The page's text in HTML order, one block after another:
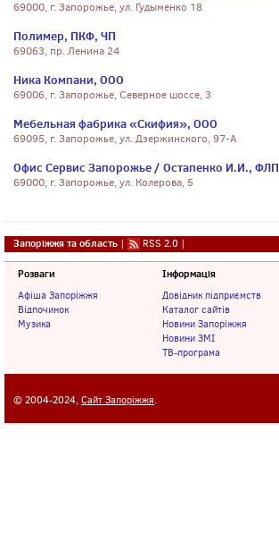
69000, г. Запорожье, ул. Гудыменко 18
Полимер, ПКФ, ЧП
69063, пр. Ленина 24
Ника Компани, ООО
69006, г. Запорожье, Северное шоссе, 3
Мебельная фабрика «Скифия», ООО
69095, г. Запорожье, ул. Дзержинского, 97-А
Офис Сервис Запорожье / Остапенко И.И., ФЛП
69000, г. Запорожье, ул. Колерова, 5
Запоріжжя та область | RSS 2.0 |
Розваги
Афіша Запоріжжя
Відпочинок
Музика
Інформація
Довідник підприємств
Каталог сайтів
Новини Запоріжжя
Новини ЗМІ
ТВ-програма
© 2004-2024, Сайт Запоріжжя.